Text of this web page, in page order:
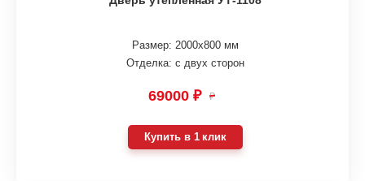
Размер: 2000х800 мм
Отделка: с двух сторон
69000 ₽ ₽
Купить в 1 клик